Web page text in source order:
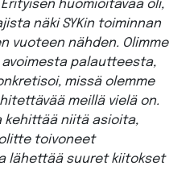
huomioitavaa oli,
näki SYKin toiminnan
vuoteen nähden. Olimme
palautteesta,
missä olemme
meillä vielä on.
kehittää niitä asioita,
toivoneet
lähettää suuret kiitokset